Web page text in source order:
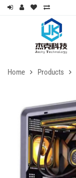
Home Products